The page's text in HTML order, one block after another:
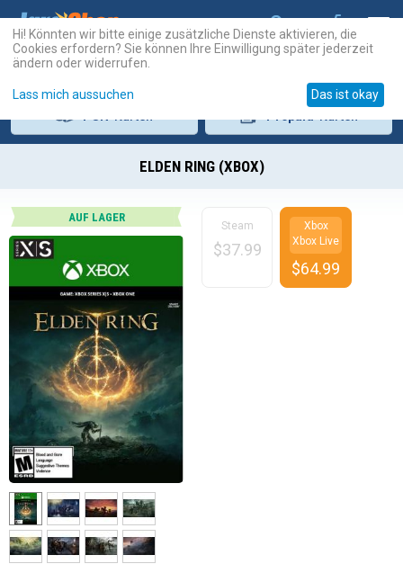
ELDEN RING (XBOX)
AUF LAGER
Steam
$37.99
Xbox
Xbox Live
$64.99
Hi! Könnten wir bitte einige zusätzliche Dienste aktivieren, die
Cookies erfordern? Sie können Ihre Einwilligung später jederzeit
ändern oder widerrufen.
Lass mich aussuchen Das ist okay